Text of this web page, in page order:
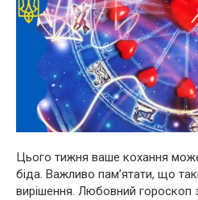
Цього тижня ваше кохання
біда. Важливо пам’ятати, що
вирішення. Любовний гороскоп